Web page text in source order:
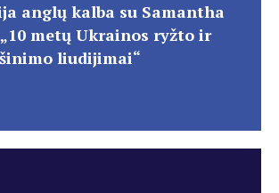
anglų kalba su Samantha
metų Ukrainos ryžto ir
liudijimai“